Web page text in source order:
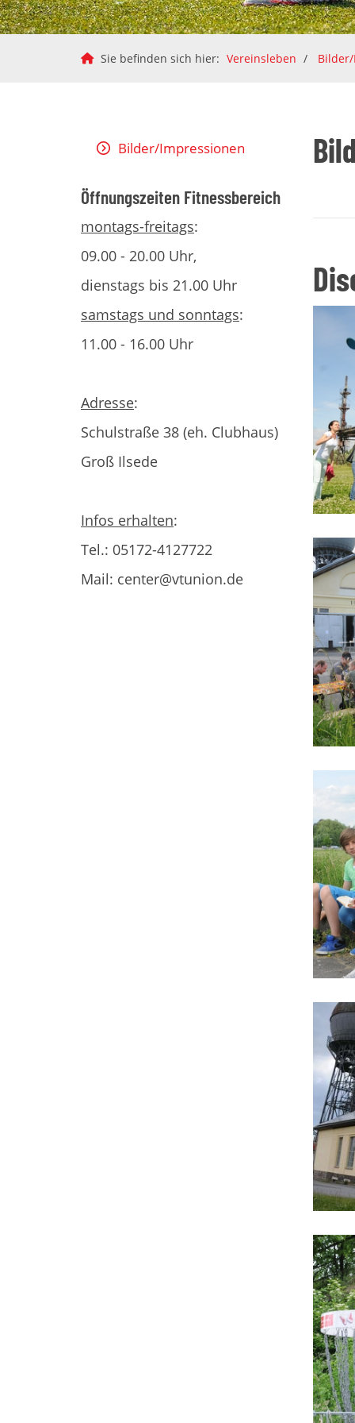
Sie befinden sich hier: Vereinsleben
Bilder/Impressionen
Öffnungszeiten Fitnessbereich
montags-freitags:
09.00 - 20.00 Uhr,
dienstags bis 21.00 Uhr
samstags und sonntags:
11.00 - 16.00 Uhr
Adresse:
Schulstraße 38 (eh. Clubhaus)
Groß Ilsede
Infos erhalten:
Tel.: 05172-4127722
Mail: center@vtunion.de